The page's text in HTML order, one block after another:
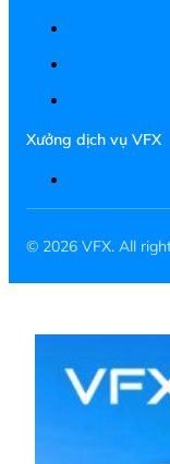
Xưởng dịch vụ VFX
© 2026 VFX. All